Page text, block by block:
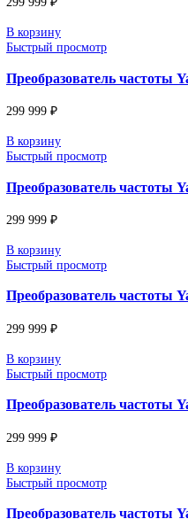
Преобразователь
Быстрый просмотр
Преобразователь
299 999₽
В корзину
Преобразователь
Быстрый просмотр
Преобразователь
299 999₽
В корзину
Быстрый просмотр